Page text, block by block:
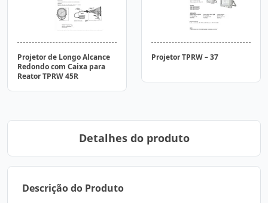
Projetor de Longo Alcance
Redondo com Caixa para
Reator TPRW 45R
Projetor TPRW – 37
Detalhes do produto
Descrição do Produto